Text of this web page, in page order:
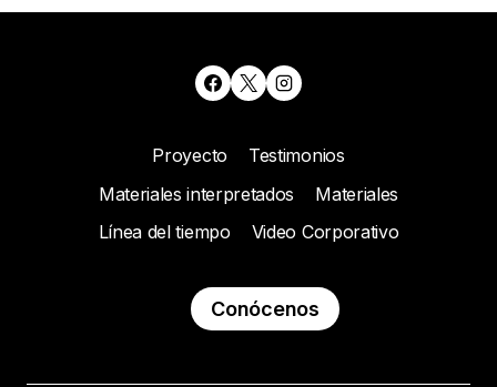
Proyecto
Testimonios
Materiales interpretados
Materiales
Línea del tiempo
Video Corporativo
Conócenos